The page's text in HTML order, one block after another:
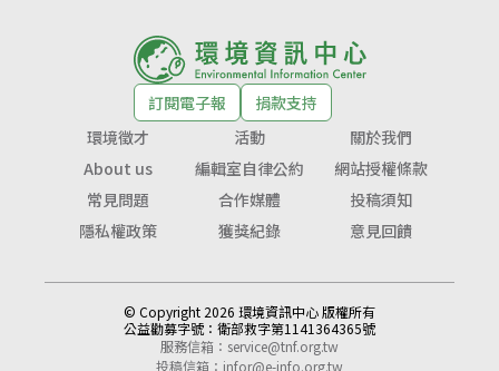
訂閱電子報
捐款支持
環境徵才
活動
關於我們
About us
編輯室自律公約
網站授權條款
常見問題
合作媒體
投稿須知
隱私權政策
獲獎紀錄 意見回饋
© Copyright 2026 環境資訊中心 版權所有
公益勸募字號： 衛部救字第1141364365號
服務信箱： service@tnf.org.tw
投稿信箱： infor@e-info.org.tw